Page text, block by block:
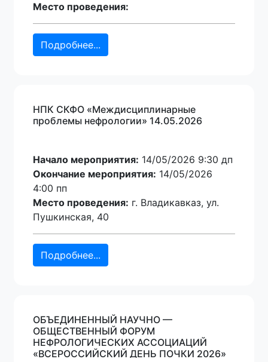
Место проведения:
Подробнее...
НПК СКФО «Междисциплинарные
проблемы нефрологии» 14.05.2026
Начало мероприятия: 14/05/2026 9:30 дп
Окончание мероприятия: 14/05/2026
4:00 пп
Место проведения: г. Владикавказ, ул.
Пушкинская, 40
Подробнее...
ОБЪЕДИНЕННЫЙ НАУЧНО —
ОБЩЕСТВЕННЫЙ ФОРУМ
НЕФРОЛОГИЧЕСКИХ АССОЦИАЦИЙ
«ВСЕРОССИЙСКИЙ ДЕНЬ ПОЧКИ 2026»